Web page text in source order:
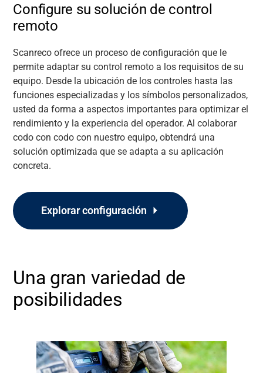
Configure su solución de control
remoto
Scanreco ofrece un proceso de configuración que le
permite adaptar su control remoto a los requisitos de su
equipo. Desde la ubicación de los controles hasta las
funciones especializadas y los símbolos personalizados,
usted da forma a aspectos importantes para optimizar el
rendimiento y la experiencia del operador. Al colaborar
codo con codo con nuestro equipo, obtendrá una
solución optimizada que se adapta a su aplicación
concreta.
Explorar configuración
Una gran variedad de
posibilidades